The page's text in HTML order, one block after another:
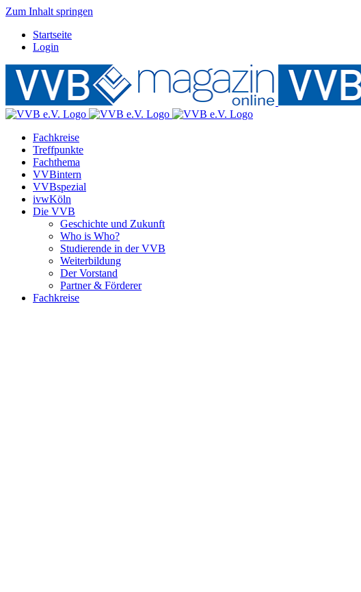
Zum Inhalt springen
Startseite
Login
Fachkreise
Treffpunkte
Fachthema
VVBintern
VVBspezial
ivwKöln
Die VVB
Geschichte und Zukunft
Who is Who?
Studierende in der VVB
Weiterbildung
Der Vorstand
Partner & Förderer
Fachkreise